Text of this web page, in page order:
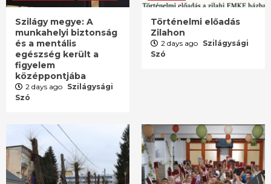
Szilágy megye: A
munkahelyi biztonság
és a mentális
egészség került a
figyelem
középpontjába
2 days ago Szilágysági
Szó
Történelmi előadás
Zilahon
2 days ago Szilágysági
Szó